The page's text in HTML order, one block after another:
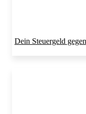
Dein Steuergeld